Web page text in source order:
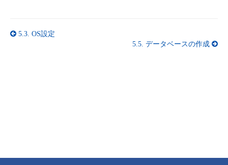
5.3. OS設定
5.5. データベースの作成